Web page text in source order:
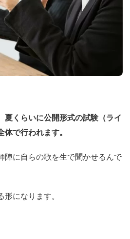
夏くらいに公開形式の試験（ライ
で行われます。
陣に自らの歌を生で聞かせるんで
になります。